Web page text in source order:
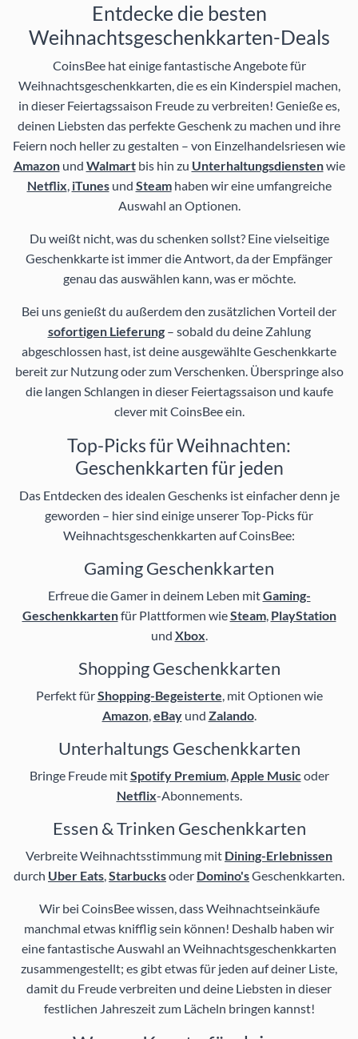
Entdecke die besten
Weihnachtsgeschenkkarten-Deals
CoinsBee hat einige fantastische Angebote für
Weihnachtsgeschenkkarten, die es ein Kinderspiel machen,
in dieser Feiertagssaison Freude zu verbreiten! Genieße es,
deinen Liebsten das perfekte Geschenk zu machen und ihre
Feiern noch heller zu gestalten – von Einzelhandelsriesen wie
Amazonund Walmartbis hin zu Unterhaltungsdienstenwie
Netflix, iTunesund Steamhaben wir eine umfangreiche
Auswahl an Optionen.
Du weißt nicht, was du schenken sollst? Eine vielseitige
Geschenkkarte ist immer die Antwort, da der Empfänger
genau das auswählen kann, was er möchte.
Bei uns genießt du außerdem den zusätzlichen Vorteil der
sofortigen Lieferung– sobald du deine Zahlung
abgeschlossen hast, ist deine ausgewählte Geschenkkarte
bereit zur Nutzung oder zum Verschenken. Überspringe also
die langen Schlangen in dieser Feiertagssaison und kaufe
clever mit CoinsBee ein.
Top-Picks für Weihnachten:
Geschenkkarten für jeden
Das Entdecken des idealen Geschenks ist einfacher denn je
geworden – hier sind einige unserer Top-Picks für
Weihnachtsgeschenkkarten auf CoinsBee:
Gaming Geschenkkarten
Erfreue die Gamer in deinem Leben mitGaming-
Geschenkkartenfür Plattformen wieSteam, PlayStation
und Xbox.
Shopping Geschenkkarten
Perfekt fürShopping-Begeisterte, mit Optionen wie
Amazon,eBayund Zalando.
Unterhaltungs Geschenkkarten
Bringe Freude mitSpotify Premium,Apple Musicoder
Netflix-Abonnements.
Essen & Trinken Geschenkkarten
Verbreite Weihnachtsstimmung mit Dining-Erlebnissen
durch Uber Eats,Starbucksoder Domino'sGeschenkkarten.
Wir bei CoinsBee wissen, dass Weihnachtseinkäufe
manchmal etwas knifflig sein können! Deshalb haben wir
eine fantastische Auswahl an Weihnachtsgeschenkkarten
zusammengestellt; es gibt etwas für jeden auf deiner Liste,
damit du Freude verbreiten und deine Liebsten in dieser
festlichen Jahreszeit zum Lächeln bringen kannst!